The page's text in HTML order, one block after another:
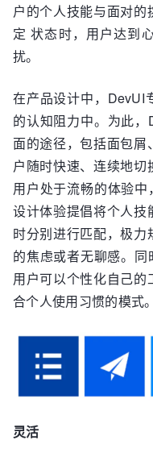
户的个人技能与面对
定 状态时，用户达到
扰。
在产品设计中，DevUI
的认知阻力中。为此
面的途径，包括面包
户随时快速、连续地
用户处于流畅的体验
设计体验提倡将个人技
时分别进行匹配，极
的焦虑或者无聊感。同
用户可以个性化自己
合个人使用习惯的模式。
灵活